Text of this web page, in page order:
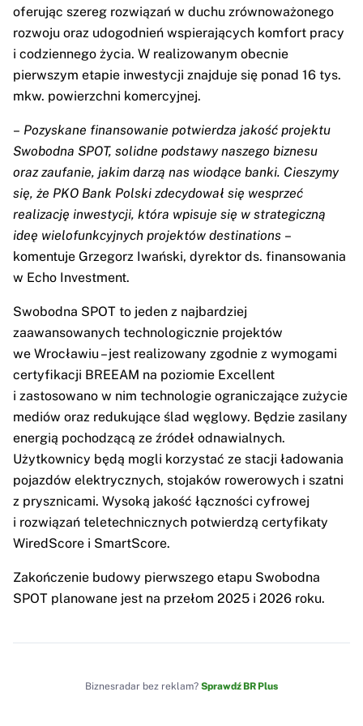
oferując szereg rozwiązań w duchu zrównoważonego
rozwoju oraz udogodnień wspierających komfort pracy
i codziennego życia. W realizowanym obecnie
pierwszym etapie inwestycji znajduje się ponad 16 tys.
mkw. powierzchni komercyjnej.
– Pozyskane finansowanie potwierdza jakość projektu
Swobodna SPOT, solidne podstawy naszego biznesu
oraz zaufanie, jakim darzą nas wiodące banki. Cieszymy
się, że PKO Bank Polski zdecydował się wesprzeć
realizację inwestycji, która wpisuje się w strategiczną
ideę wielofunkcyjnych projektów destinations –
komentuje Grzegorz Iwański, dyrektor ds. finansowania
w Echo Investment.
Swobodna SPOT to jeden z najbardziej
zaawansowanych technologicznie projektów
we Wrocławiu – jest realizowany zgodnie z wymogami
certyfikacji BREEAM na poziomie Excellent
i zastosowano w nim technologie ograniczające zużycie
mediów oraz redukujące ślad węglowy. Będzie zasilany
energią pochodzącą ze źródeł odnawialnych.
Użytkownicy będą mogli korzystać ze stacji ładowania
pojazdów elektrycznych, stojaków rowerowych i szatni
z prysznicami. Wysoką jakość łączności cyfrowej
i rozwiązań teletechnicznych potwierdzą certyfikaty
WiredScore i SmartScore.
Zakończenie budowy pierwszego etapu Swobodna
SPOT planowane jest na przełom 2025 i 2026 roku.
Biznesradar bez reklam? Sprawdź BR Plus